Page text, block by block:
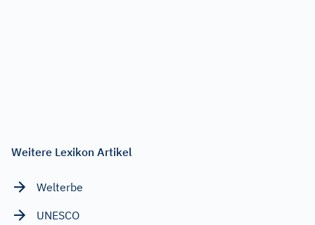
Weitere Lexikon Artikel
Welterbe
UNESCO